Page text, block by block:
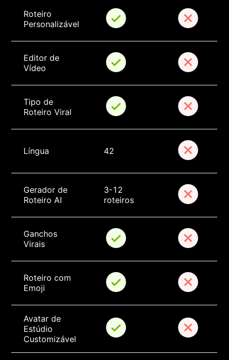
Roteiro
Personalizável
Editor de
Vídeo
Tipo de
Roteiro Viral
Língua 42
Gerador de
Roteiro AI
3-12
roteiros
Ganchos
Virais
Roteiro com
Emoji
Avatar de
Estúdio
Customizável